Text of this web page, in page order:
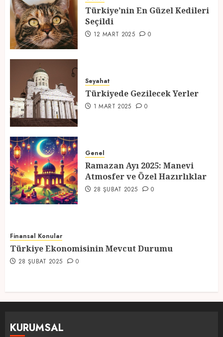
4
1 MART 2025
5
28 ŞUBAT 2025
Türkiye’nin En Güzel Kedileri
Seçildi
12 MART 2025 0
Seyahat
Türkiyede Gezilecek Yerler
1 MART 2025 0
Genel
Ramazan Ayı 2025: Manevi
Atmosfer ve Özel Hazırlıklar
28 ŞUBAT 2025 0
Finansal Konular
Türkiye Ekonomisinin Mevcut Durumu
28 ŞUBAT 2025 0
KURUMSAL